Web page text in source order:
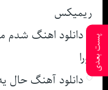
پست بعدی
ریمیکس
دانلود اهنگ شدم
نورا
دانلود آهنگ حال